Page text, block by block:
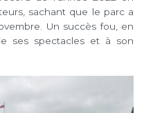
sachant que le parc a
Un succès fou, en
ses spectacles et à son